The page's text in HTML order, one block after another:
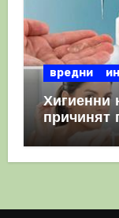
вредни
Хигиенни
причинят
полза